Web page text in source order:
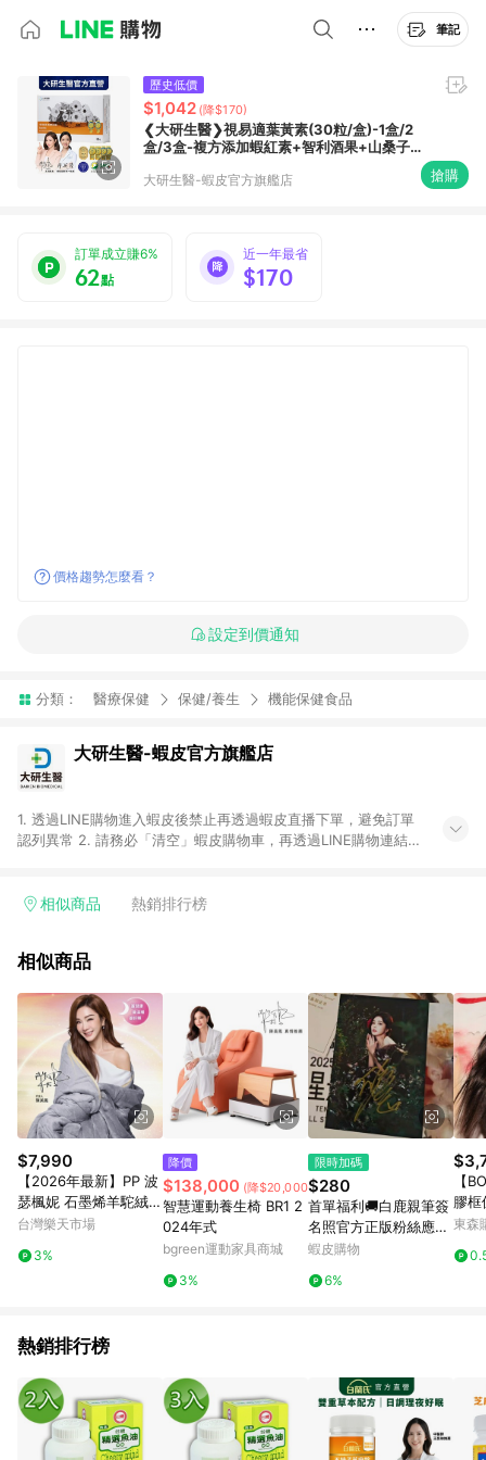
筆記
歷史低價
$1,042 (降$170)
❮大研生醫❯視易適葉黃素(30粒/盒)-1盒/2
盒/3盒-複方添加蝦紅素+智利酒果+山桑子
大研生醫-蝦皮官方旗艦店 搶購
訂單成立賺6%
62點
近一年最省
$170
價格趨勢怎麼看？
設定到價通知
分類： 醫療保健 保健/養生 機能保健食品
大研生醫-蝦皮官方旗艦店
1. 透過LINE購物進入蝦皮後禁止再透過蝦皮直播下單，避免訂單
認列異常 2. 請務必「清空」蝦皮購物車，再透過LINE購物連結至
交易後，想下第二張訂單，請重新從LINE購物連結至蝦皮商店進
隸屬於蝦皮商城，點數回饋請依照「蝦皮超市」商店頁為主。 6.
主。 7. 點數回饋將依照蝦皮提供扣除折價券、運費與蝦幣後之最
終金額進行計算。 8. 同一商品品項(即便不同尺寸規格)，皆會計
入同一筆返點上限進行計算 9. 用戶需於同一瀏覽器進行交易（若
自動跳轉 APP，請在 APP交易）。 10. 若使用不同物流或付款方
式，將拆分成不同筆訂單編號發送通知。 11. 若使用折價券折抵，
可能會有攤提折抵導致訂單金額些微落差 12. 蝦皮會將LINE的導
購跳轉紀錄與蝦皮的會員ID進行綁定，若後續七天內未透過其他
媒體來源導入蝦皮官網，則七天內於該蝦皮帳號下訂的首筆訂單
會被蝦皮認列為該LINE用戶導購跳轉時所成立之訂單。 13. 若同
一用戶使用一個以上蝦皮帳號透過LINE購物進行導購，將可能導
致無法收到導購通知，亦可能無法收到點數，再請留意。 14. 請
注意以下行為將可能導致無法取得 LINE POINTS 點數回饋資格：
使用非指定之途徑及方式完成交易，或經由蝦皮系統判斷點擊路
徑不符合回饋資格或規則者。 15. 若有贈點爭議，請務必於訂單
LINE購物訂單紀錄已呈現：「非本次前往蝦皮商店之品項，不符
合回饋資格」，則不受理此案件。 [注意事項] 1.如導購途中用戶
由網頁版(電腦版/手機版網頁)切換為 App 會造成追蹤中斷而無法
進行 LINE POINTS 回饋 2.若購買過程中關閉蝦皮APP，則需重
新透過LINE購物前往蝦皮商城，否則無法進行LINE POINTS 回
饋。 / 3.如用戶先前往蝦皮商城將商品加入購物車，後續透過
相似商品 熱銷排行榜
相似商品
$7,990
【2026年最新】PP 波
瑟楓妮 石墨烯羊駝絨超
導被 瑪瑙灰【i -優】
台灣樂天市場
3%
降價
$138,000 (降$20,000)
智慧運動養生椅 BR1 2
024年式
bgreen運動家具商城
3%
限時加碼
$280
首單福利🚚白鹿親筆簽
名照官方正版粉絲應援
禮物明星周邊禮物活動
蝦皮購物
6%
【
膠
東森
熱銷排行榜